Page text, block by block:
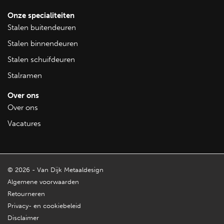
veelzijdig inzetbaar in zowel residentiële als commerciële
projecten. Ze zijn ideaal voor boerderijen, stallen, industriële
panden, en andere gebouwen waar zowel isolatie als
Onze specialiteiten
Stalen buitendeuren
Stalen binnendeuren
Stalen schuifdeuren
Stalramen
Over ons
Over ons
Vacatures
© 2026 - Van Dijk Metaaldesign
Algemene voorwaarden
Retourneren
Privacy- en cookiebeleid
Disclaimer